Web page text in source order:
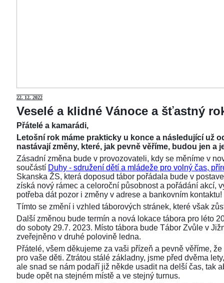
22. 12. 2022
Veselé a klidné Vánoce a šťastný
Přátelé a kamarádi,
Letošní rok máme prakticky u konce a následující už
nastávají změny, které, jak pevně věříme, budou jen a
Zásadní změna bude v provozovateli, kdy se měníme v
součástí Duhy - sdružení dětí a mládeže pro volný čas,
Skanska ŽS, která doposud tábor pořádala bude v
získá nový rámec a celoroční působnost a pořádání akcí,
potřeba dát pozor i změny v adrese a bankovním kontaktu!
Tímto se změní i vzhled táborových stránek, které však
Další změnou bude termín a nová lokace tábora pro léto
do soboty 29.7. 2023. Místo tábora bude Tábor Zvůle v
zveřejněno v druhé polovině ledna.
Přátelé, všem děkujeme za vaši přízeň a pevně věříme,
pro vaše děti. Ztrátou stálé základny, jsme před dvěma
ale snad se nám podaří již někde usadit na delší čas, tak
bude opět na stejném místě a ve stejný turnus.